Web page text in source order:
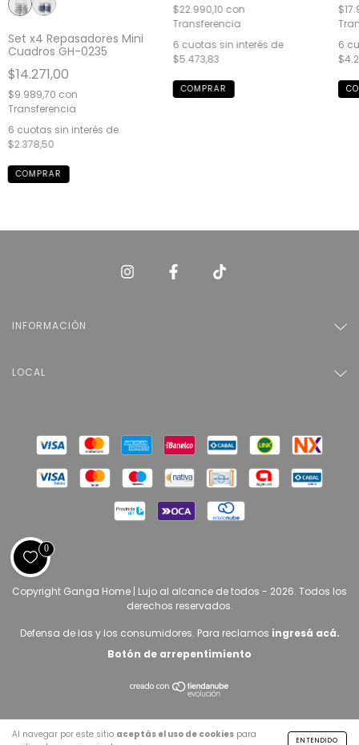
Al navegar por este sitio aceptás el uso de cookies para
ENTENDIDO
Set x4 Repasadores Mini
Cuadros GH-0235
$14.271,00
$9.989,70 con
6 cuotas sin interés de
$2.378,50
$22.990,10 con
6 cuotas sin interés de
$5.473,83
6
INFORMACIÓN
LOCAL
Copyright Ganga Home | Lujo al alcance de todos - 2026. Todos los
derechos reservados.
Defensa de las y los consumidores. Para reclamos ingresá acá.
Botón de arrepentimiento
0